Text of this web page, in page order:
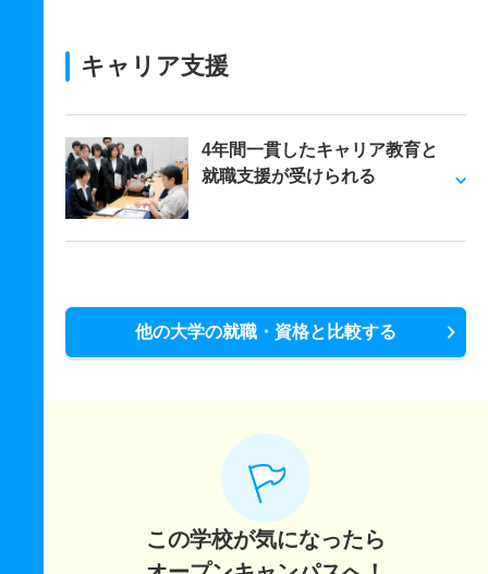
キャリア支援
4年間一貫したキャリア教育と
就職支援が受けられる
他の大学の就職・資格と比較する
この学校が気になったら